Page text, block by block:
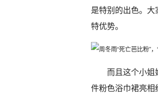
是特别的出色。
特优势。
而且这个小姐
件粉色浴巾裙亮